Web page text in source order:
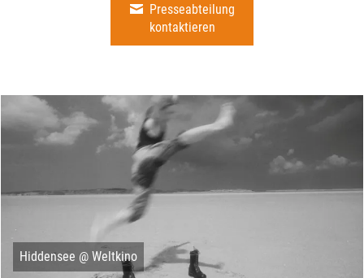
Presseabteilung
kontaktieren
Hiddensee @ Weltkino